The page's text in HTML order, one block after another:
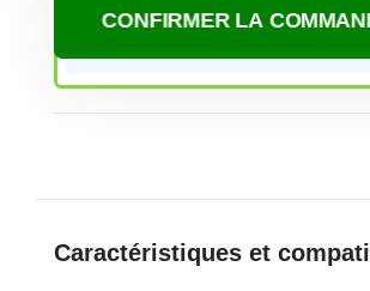
Caractéristiques et